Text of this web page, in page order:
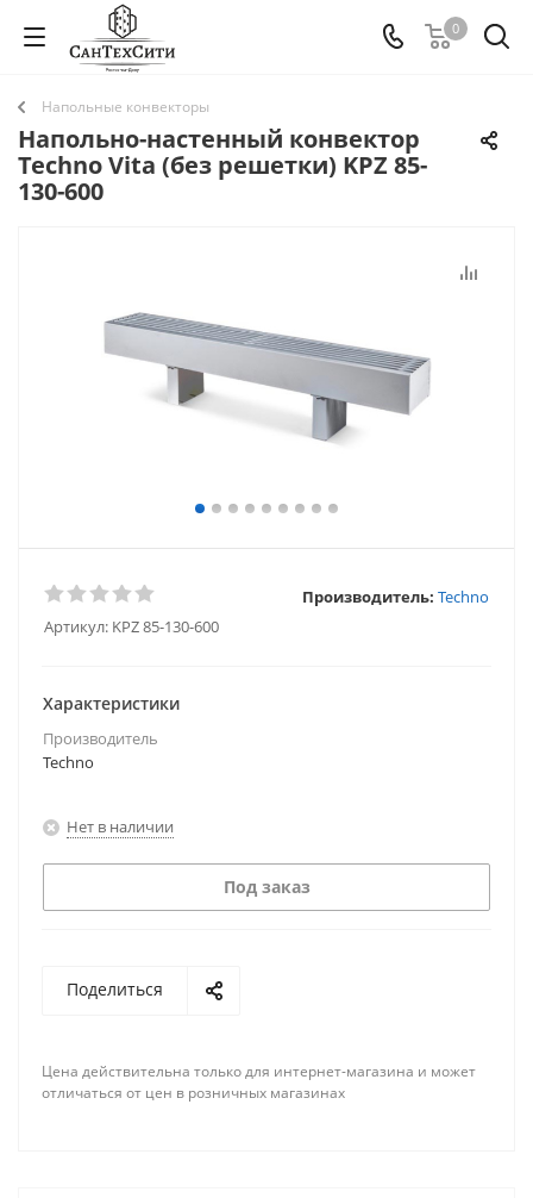
0
Напольные конвекторы
Напольно-настенный конвектор
Techno Vita (без решетки) KPZ 85-
130-600
Артикул: KPZ 85-130-600
Производитель: Techno
Характеристики
Производитель
Techno
Нет в наличии
Под заказ
Поделиться
Цена действительна только для интернет-магазина и может
отличаться от цен в розничных магазинах